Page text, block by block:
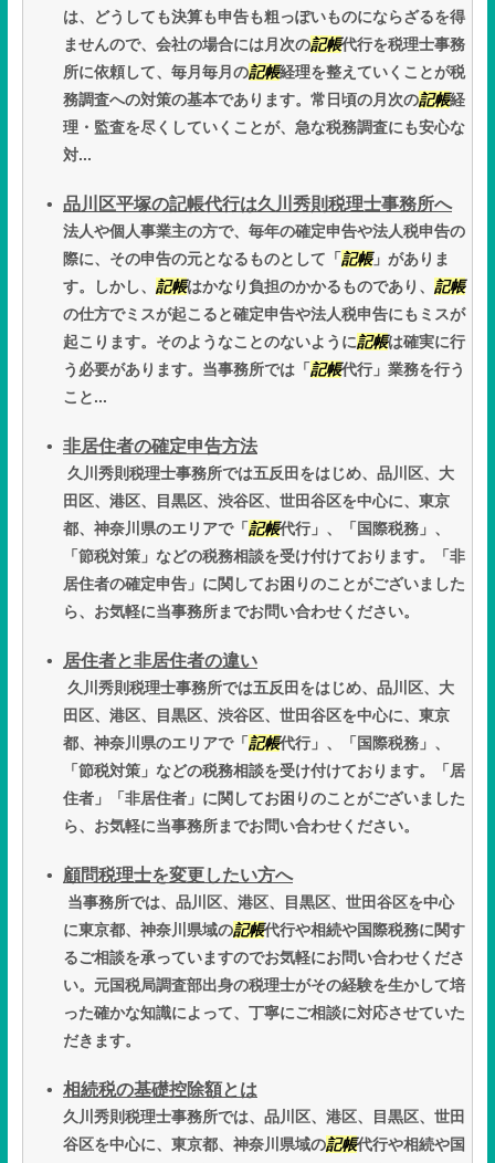
は、どうしても決算も申告も粗っぽいものにならざるを得
ませんので、会社の場合には月次の記帳代行を税理士事務
所に依頼して、毎月毎月の記帳経理を整えていくことが税
務調査への対策の基本であります。常日頃の月次の記帳経
理・監査を尽くしていくことが、急な税務調査にも安心な
対...
品川区平塚の記帳代行は久川秀則税理士事務所へ
法人や個人事業主の方で、毎年の確定申告や法人税申告の
際に、その申告の元となるものとして「 記帳」がありま
す。しかし、 記帳はかなり負担のかかるものであり、 記帳
の仕方でミスが起こると確定申告や法人税申告にもミスが
起こります。そのようなことのないように記帳は確実に行
う必要があります。当事務所では「 記帳代行」業務を行う
こと...
非居住者の確定申告方法
久川秀則税理士事務所では五反田をはじめ、品川区、大
田区、港区、目黒区、渋谷区、世田谷区を中心に、東京
都、神奈川県のエリアで「 記帳代行」、「国際税務」、
「節税対策」などの税務相談を受け付けております。「非
居住者の確定申告」に関してお困りのことがございました
ら、お気軽に当事務所までお問い合わせください。
居住者と非居住者の違い
久川秀則税理士事務所では五反田をはじめ、品川区、大
田区、港区、目黒区、渋谷区、世田谷区を中心に、東京
都、神奈川県のエリアで「 記帳代行」、「国際税務」、
「節税対策」などの税務相談を受け付けております。「居
住者」「非居住者」に関してお困りのことがございました
ら、お気軽に当事務所までお問い合わせください。
顧問税理士を変更したい方へ
当事務所では、品川区、港区、目黒区、世田谷区を中心
に東京都、神奈川県域の記帳代行や相続や国際税務に関す
るご相談を承っていますのでお気軽にお問い合わせくださ
い。元国税局調査部出身の税理士がその経験を生かして培
った確かな知識によって、丁寧にご相談に対応させていた
だきます。
相続税の基礎控除額とは
久川秀則税理士事務所では、品川区、港区、目黒区、世田
谷区を中心に、東京都、神奈川県域の記帳代行や相続や国